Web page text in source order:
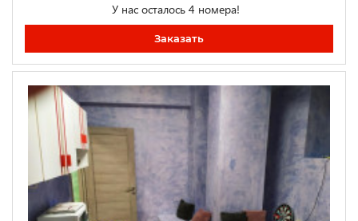
У нас осталось 4 номера!
Заказать